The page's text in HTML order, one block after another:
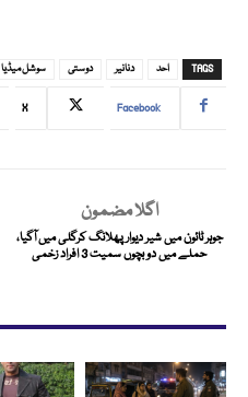
TAGS احد دنانیر دوستی سوشل میڈیا
Facebook
X
اگلا مضمون
جوہر ٹائون میں شیر دیوار پھلانگ کرگلی میں آگیا،
حملے میں دو بچوں سمیت 3 افراد زخمی